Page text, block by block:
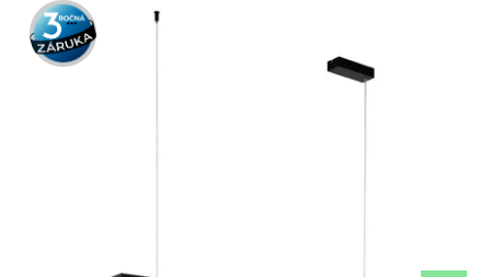
3 roky
záruka